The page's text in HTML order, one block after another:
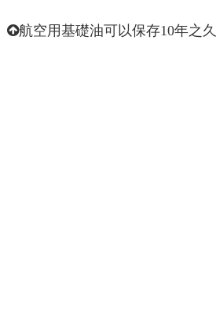
航空用基礎油可以保存10年之久